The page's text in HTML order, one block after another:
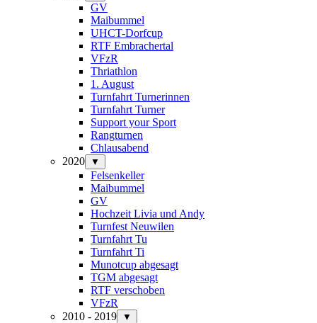
GV
Maibummel
UHCT-Dorfcup
RTF Embrachertal
VFzR
Thriathlon
1. August
Turnfahrt Turnerinnen
Turnfahrt Turner
Support your Sport
Rangturnen
Chlausabend
2020
▼
Felsenkeller
Maibummel
GV
Hochzeit Livia und Andy
Turnfest Neuwilen
Turnfahrt Tu
Turnfahrt Ti
Munotcup abgesagt
TGM abgesagt
RTF verschoben
VFzR
2010 - 2019
▼